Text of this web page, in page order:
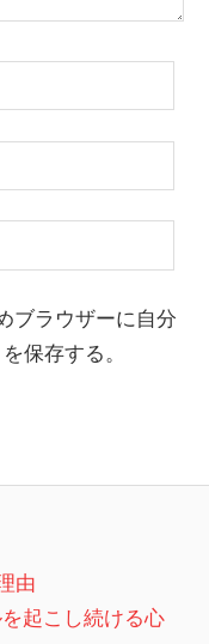
ブラウザーに自分
保存する。
由
起こし続ける心